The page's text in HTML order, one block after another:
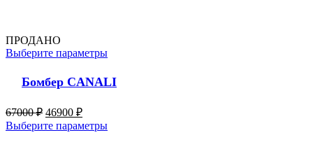
ПРОДАНО
Выберите параметры
Бомбер CANALI
67000₽ 46900 ₽
Выберите параметры